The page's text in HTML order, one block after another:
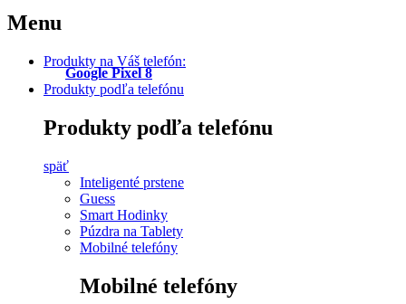
Menu
Produkty na Váš telefón:
Google Pixel 8
Produkty podľa telefónu
Produkty podľa telefónu
späť
Inteligenté prstene
Guess
Smart Hodinky
Púzdra na Tablety
Mobilné telefóny
Mobilné telefóny